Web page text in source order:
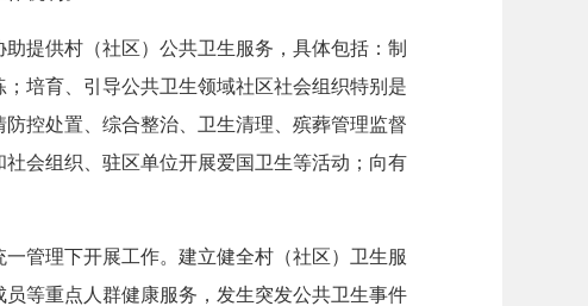
提供村（社区）公共卫生服务，具体包括：制
培育、引导公共卫生领域社区社会组织特别是
控处置、综合整治、卫生清理、殡葬管理监督
会组织、驻区单位开展爱国卫生等活动；向有
管理下开展工作。建立健全村（社区）卫生服
等重点人群健康服务，发生突发公共卫生事件